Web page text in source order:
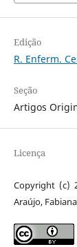
Edição
R. Enferm.
Seção
Artigos
Licença
Copyright (c)
Araújo,